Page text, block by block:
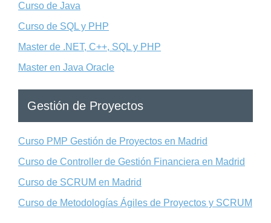
Curso de Java
Curso de SQL y PHP
Master de .NET, C++, SQL y PHP
Master en Java Oracle
Gestión de Proyectos
Curso PMP Gestión de Proyectos en Madrid
Curso de Controller de Gestión Financiera en Madrid
Curso de SCRUM en Madrid
Curso de Metodologías Ágiles de Proyectos y SCRUM